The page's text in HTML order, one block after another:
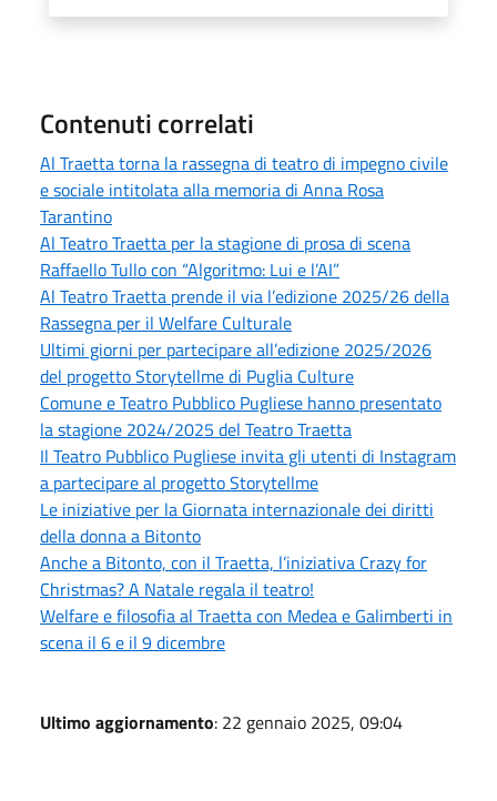
Contenuti correlati
Al Traetta torna la rassegna di teatro di impegno civile
e sociale intitolata alla memoria di Anna Rosa
Tarantino
Al Teatro Traetta per la stagione di prosa di scena
Raffaello Tullo con “Algoritmo: Lui e l’AI”
Al Teatro Traetta prende il via l’edizione 2025/26 della
Rassegna per il Welfare Culturale
Ultimi giorni per partecipare all’edizione 2025/2026
del progetto Storytellme di Puglia Culture
Comune e Teatro Pubblico Pugliese hanno presentato
la stagione 2024/2025 del Teatro Traetta
Il Teatro Pubblico Pugliese invita gli utenti di Instagram
a partecipare al progetto Storytellme
Le iniziative per la Giornata internazionale dei diritti
della donna a Bitonto
Anche a Bitonto, con il Traetta, l’iniziativa Crazy for
Christmas? A Natale regala il teatro!
Welfare e filosofia al Traetta con Medea e Galimberti in
scena il 6 e il 9 dicembre
Ultimo aggiornamento: 22 gennaio 2025, 09:04